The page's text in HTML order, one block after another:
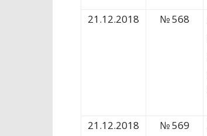
21.12.2018 № 568
21.12.2018 № 569